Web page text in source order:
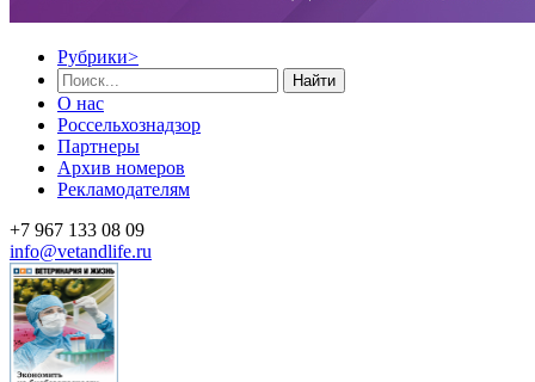
Рубрики>
Найти
О нас
Россельхознадзор
Партнеры
Архив номеров
Рекламодателям
+7 967 133 08 09
info@vetandlife.ru